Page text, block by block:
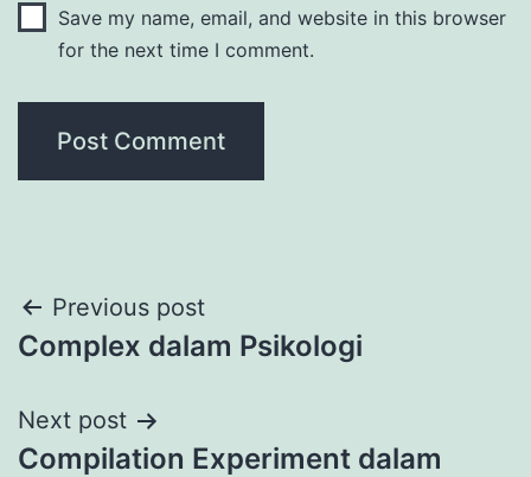
Save my name, email, and website in this browser
for the next time I comment.
Post
navigation
Previous post
Complex dalam Psikologi
Next post
Compilation Experiment dalam